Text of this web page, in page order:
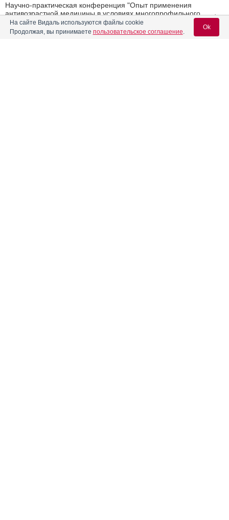
Научно-практическая конференция "Опыт применения
антивозрастной медицины в условиях многопрофильного
стационара"
На сайте Видаль используются файлы cookie
Продолжая, вы принимаете пользовательское соглашение.
Ok